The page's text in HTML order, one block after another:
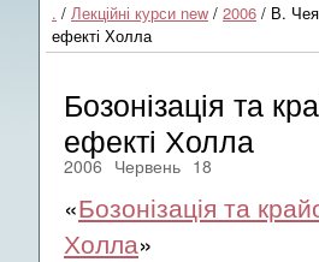
. / Лекційні курси new / 2006 / В.
ефекті Холла
Бозонізація та
ефекті Холла
2006 Червень 18
«Бозонізація та
Холла»